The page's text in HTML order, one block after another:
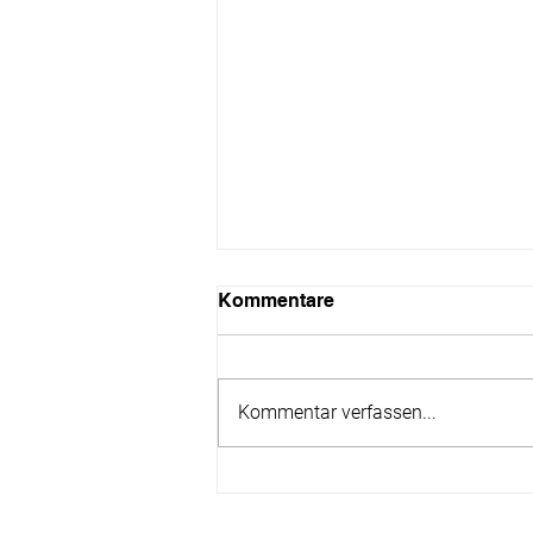
Kommentare
Kommentar verfassen...